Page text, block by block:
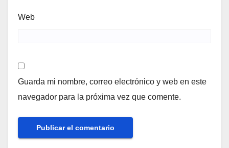
Web
Guarda mi nombre, correo electrónico y web en este
navegador para la próxima vez que comente.